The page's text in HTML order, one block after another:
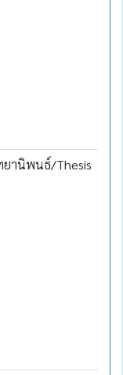
ยานิพนธ์/Thesis